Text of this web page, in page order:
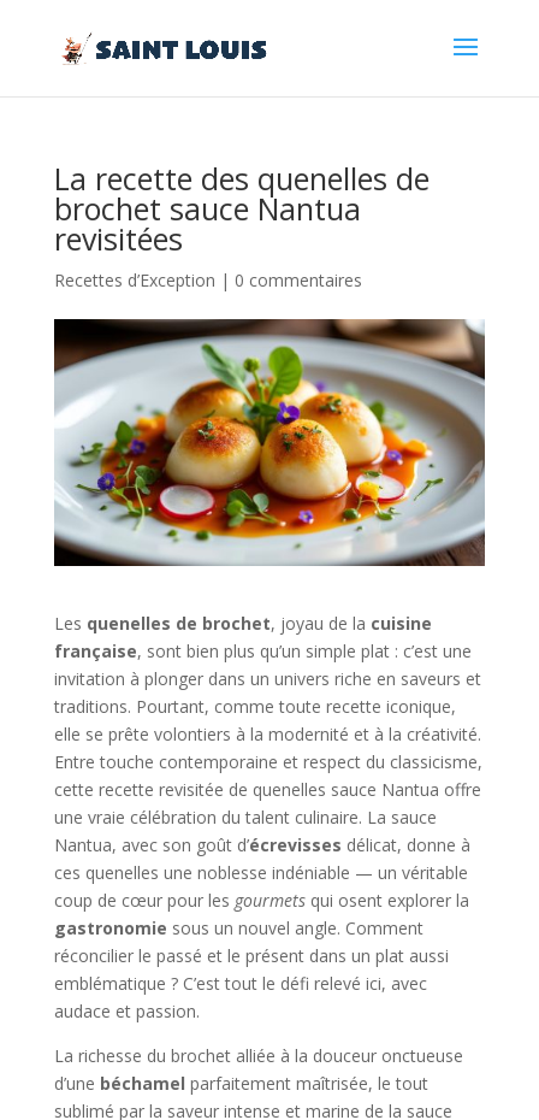
La recette des quenelles de
brochet sauce Nantua
revisitées
Recettes d’Exception | 0 commentaires
Les quenelles de brochet, joyau de la cuisine
française, sont bien plus qu’un simple plat : c’est une
invitation à plonger dans un univers riche en saveurs et
traditions. Pourtant, comme toute recette iconique,
elle se prête volontiers à la modernité et à la créativité.
Entre touche contemporaine et respect du classicisme,
cette recette revisitée de quenelles sauce Nantua offre
une vraie célébration du talent culinaire. La sauce
Nantua, avec son goût d’écrevisses délicat, donne à
ces quenelles une noblesse indéniable — un véritable
coup de cœur pour les gourmetsqui osent explorer la
gastronomie sous un nouvel angle. Comment
réconcilier le passé et le présent dans un plat aussi
emblématique ? C’est tout le défi relevé ici, avec
audace et passion.
La richesse du brochet alliée à la douceur onctueuse
d’une béchamel parfaitement maîtrisée, le tout
sublimé par la saveur intense et marine de la sauce